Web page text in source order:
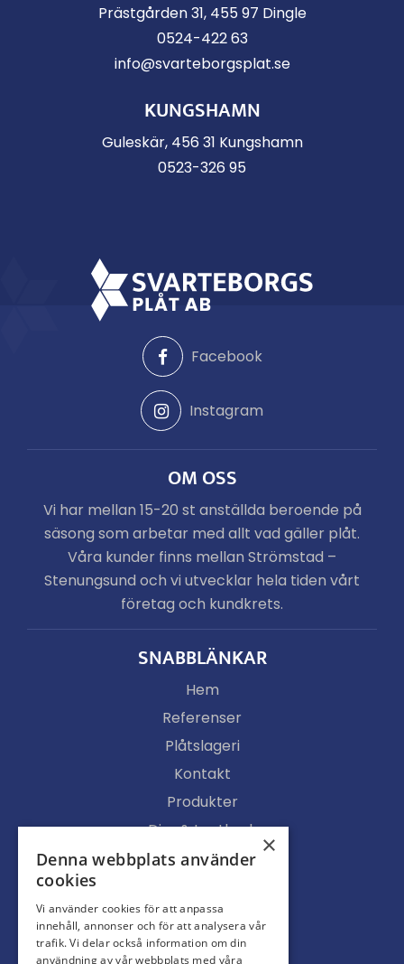
Prästgården 31, 455 97 Dingle
0524-422 63
info@svarteborgsplat.se
KUNGSHAMN
Guleskär, 456 31 Kungshamn
0523-326 95
Facebook
Instagram
OM OSS
Vi har mellan 15-20 st anställda beroende på
säsong som arbetar med allt vad gäller plåt.
Våra kunder finns mellan Strömstad –
Stenungsund och vi utvecklar hela tiden vårt
företag och kundkrets.
SNABBLÄNKAR
Hem
Referenser
Plåtslageri
Kontakt
Produkter
Djur & Lantbruk
Köpvillkor
Ljusgenomsläpp
Portar
×
Denna webbplats använder
cookies
Vi använder cookies för att anpassa
innehåll, annonser och för att analysera vår
trafik. Vi delar också information om din
användning av vår webbplats med våra